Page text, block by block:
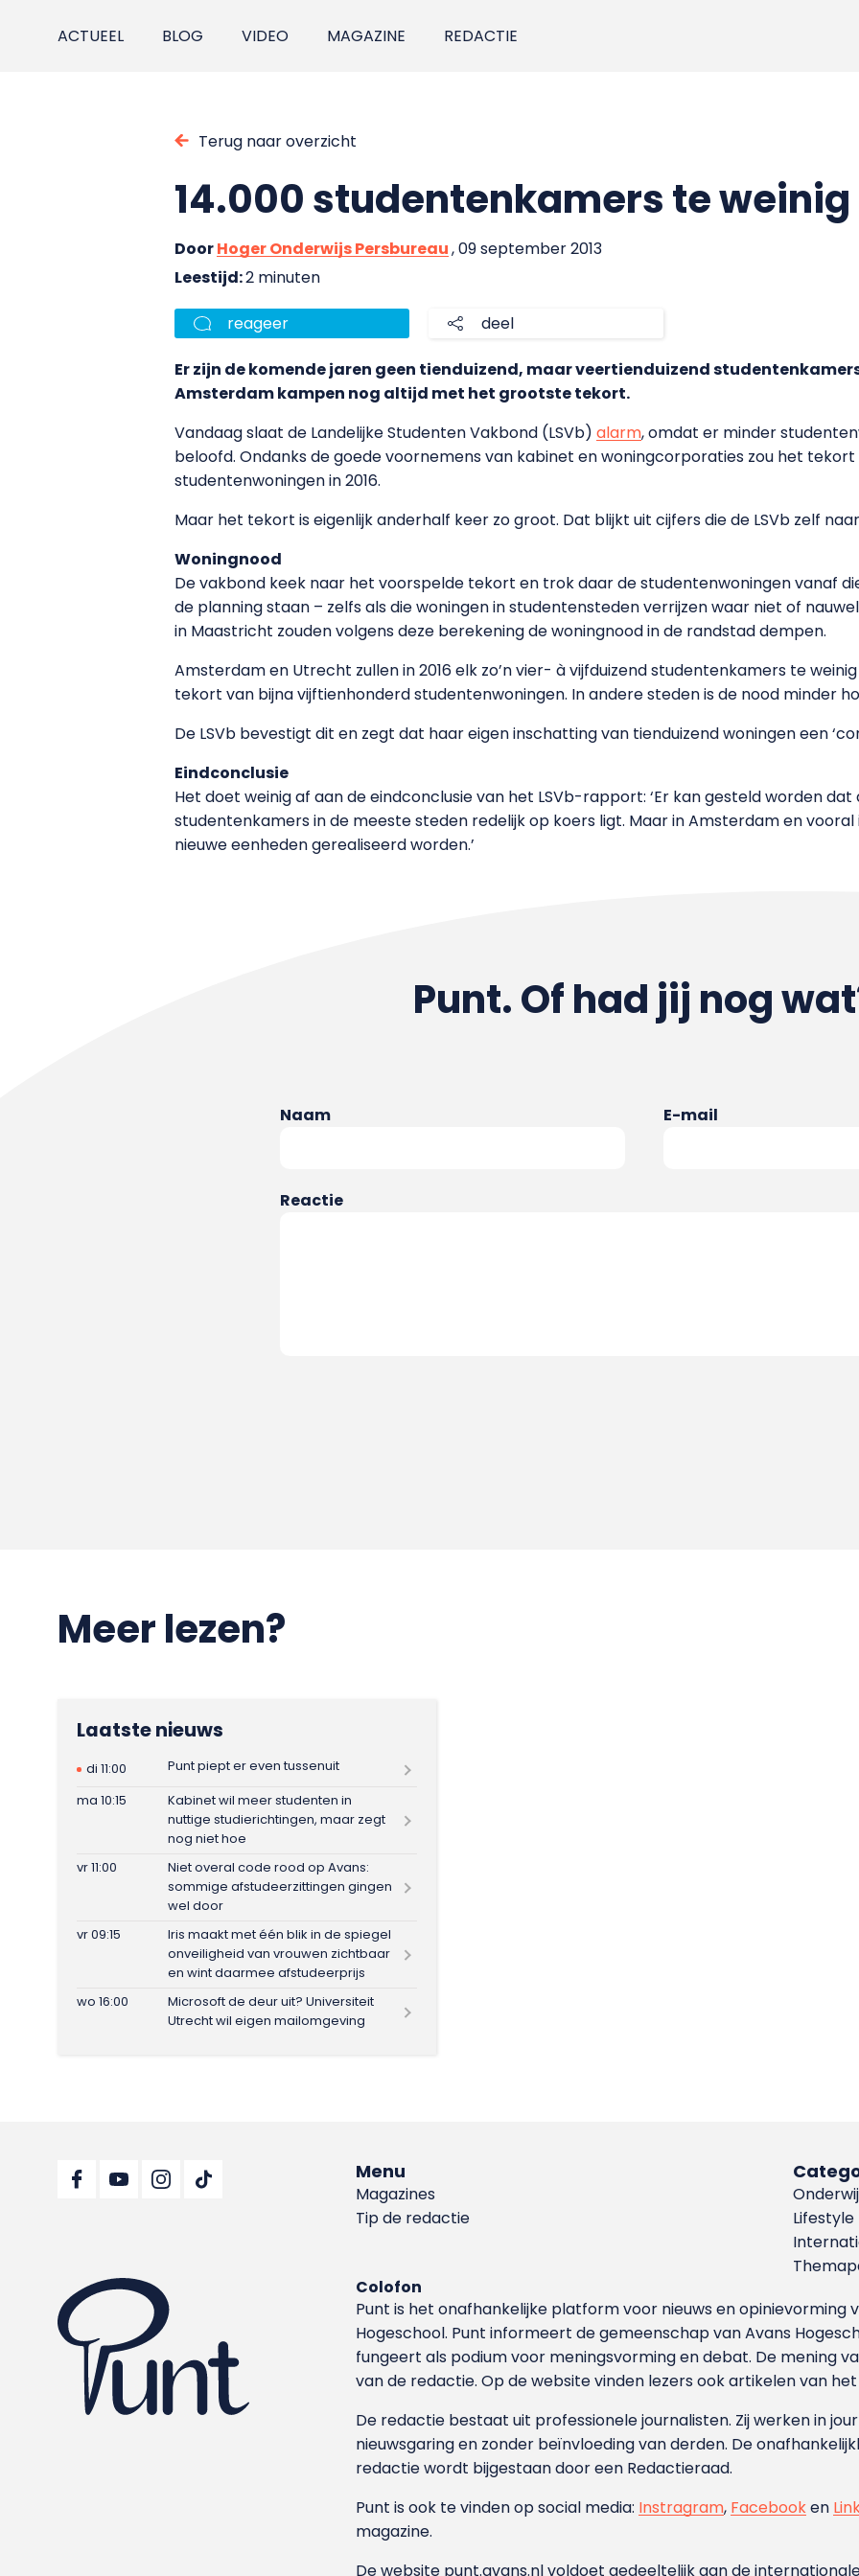
ACTUEEL BLOG VIDEO MAGAZINE REDACTIE
Terug naar overzicht
14.000 studentenkamers te weinig
DoorHoger Onderwijs Persbureau, 09 september 2013
Leestijd:2 minuten
reageer deel
Er zijn de komende jaren geen tienduizend, maar veertienduizend
Amsterdam kampen nog altijd met het grootste tekort.
Vandaag slaat de Landelijke Studenten Vakbond (LSVb) alarm, omdat er minder
beloofd. Ondanks de goede voornemens van kabinet en woningcorporaties zou het
studentenwoningen in 2016.
Maar het tekort is eigenlijk anderhalf keer zo groot. Dat blijkt uit cijfers die de LSVb zelf
Woningnood
De vakbond keek naar het voorspelde tekort en trok daar de studentenwoningen vanaf
de planning staan – zelfs als die woningen in studentensteden verrijzen waar niet of
in Maastricht zouden volgens deze berekening de woningnood in de randstad dempen.
Amsterdam en Utrecht zullen in 2016 elk zo’n vier- à vijfduizend studentenkamers te
tekort van bijna vijftienhonderd studentenwoningen. In andere steden is de nood minder
De LSVb bevestigt dit en zegt dat haar eigen inschatting van tienduizend woningen een
Eindconclusie
Het doet weinig af aan de eindconclusie van het LSVb-rapport: ‘Er kan gesteld worden
studentenkamers in de meeste steden redelijk op koers ligt. Maar in Amsterdam en
nieuwe eenheden gerealiseerd worden.’
Punt. Of had jij nog
Naam E-mail
Reactie
Meer lezen?
Laatste nieuws
di 11:00
Punt piept er even tussenuit
ma 10:15
Kabinet wil meer studenten in
nuttige studierichtingen, maar zegt
nog niet hoe
vr 11:00
Niet overal code rood op Avans:
sommige afstudeerzittingen gingen
wel door
vr 09:15
Iris maakt met één blik in de spiegel
onveiligheid van vrouwen zichtbaar
en wint daarmee afstudeerprijs
wo 16:00
Microsoft de deur uit? Universiteit
Utrecht wil eigen mailomgeving
Menu
Magazines
Tip de redactie
Lifestyle
Colofon
Punt is het onafhankelijke platform voor nieuws en
Hoge­school. Punt informeert de gemeenschap van Avans
fungeert als podium voor meningsvorming en debat. De mening
van de redactie. Op de website vinden lezers ook artikelen van
De redactie bestaat uit professionele journalisten. Zij werken in
nieuwsgaring en zonder beïnvloeding van derden. De
redactie wordt bijgestaan door een Redactieraad.
Punt is ook te vinden op social media: Instragram, Facebooken
magazine.
De website punt.avans.nl voldoet gedeeltelijk aan de